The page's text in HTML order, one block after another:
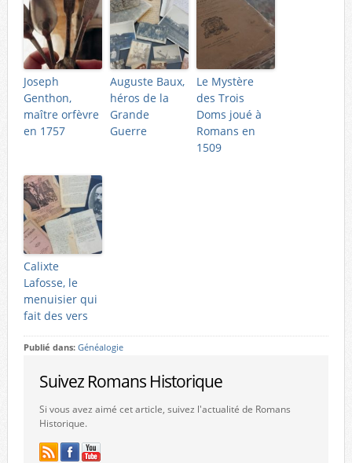
Joseph
Genthon,
maître orfèvre
en 1757
Auguste Baux,
héros de la
Grande
Guerre
Le Mystère
des Trois
Doms joué à
Romans en
1509
Calixte
Lafosse, le
menuisier qui
fait des vers
Publié dans: Généalogie
Suivez Romans Historique
Si vous avez aimé cet article, suivez l'actualité de Romans
Historique.